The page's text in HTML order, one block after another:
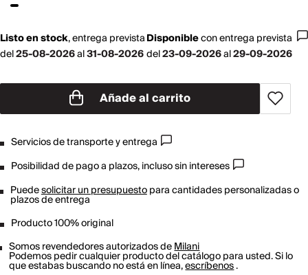
Listo en stock,entrega prevista
del25-08-2026al31-08-2026
Disponibleconentrega prevista
del23-09-2026al29-09-2026
Añade al carrito
Servicios de transporte y entrega
Posibilidad de pago a plazos, incluso sin intereses
Puedesolicitar un presupuestopara cantidades personalizadas o
plazos de entrega
Producto 100% original
Somos revendedores autorizados deMilani
Podemos pedir cualquier producto del catálogo para usted. Si lo
que estabas buscando no está en línea,escríbenos.